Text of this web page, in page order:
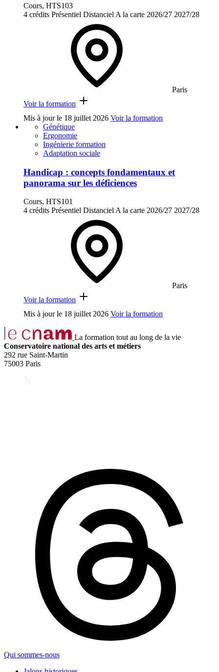
Cours, HTS103
4 crédits Présentiel Distanciel A la carte 2026/27 2027/28
Paris
Voir la formation
Mis à jour le 18 juillet 2026 Voir la formation
Génétique
Ergonomie
Ingénierie formation
Adaptation sociale
Handicap : concepts fondamentaux et
panorama sur les déficiences
Cours, HTS101
4 crédits Présentiel DistancielA la carte 2026/27 2027/28
Paris
Voir la formation
Mis à jour le 18 juillet 2026 Voir la formation
La formation tout au long de la vie
Conservatoire national des arts et métiers
292 rue Saint-Martin
75003 Paris
Qui sommes-nous